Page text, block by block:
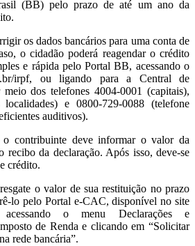
(BB) pelo prazo de até um ano da
os dados bancários para uma conta de
o cidadão poderá reagendar o crédito
e rápida pelo Portal BB, acessando o
irpf, ou ligando para a Central de
dos telefones 4004-0001 (capitais),
localidades) e 0800-729-0088 (telefone
auditivos).
contribuinte deve informar o valor da
recibo da declaração. Após isso, deve-se
crédito.
o valor de sua restituição no prazo
lo pelo Portal e-CAC, disponível no site
o menu Declarações e
de Renda e clicando em “Solicitar
rede bancária”.